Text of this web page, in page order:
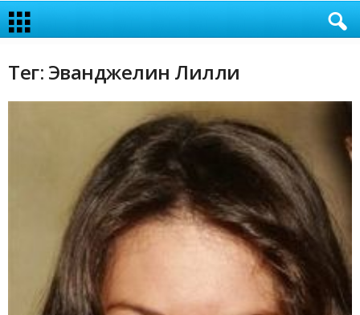
Тег: Эванджелин Лилли